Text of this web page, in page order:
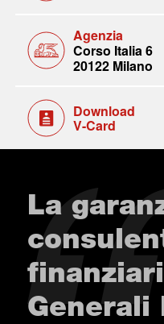
Agenzia
Corso Italia 6
20122 Milano
Download
V-Card
La
Generali